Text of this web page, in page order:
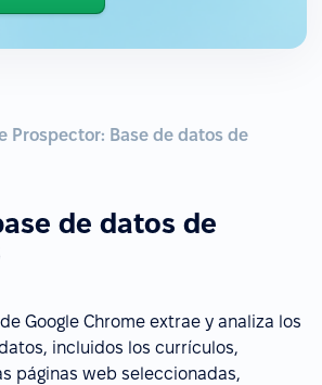
Prospector: Base de datos de
de datos de
Google Chrome extrae y analiza los
incluidos los currículos,
páginas web seleccionadas,